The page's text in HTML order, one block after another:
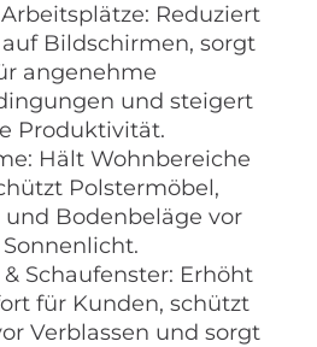
Reduziert
Bildschirmen, sorgt
angenehme
und steigert
Produktivität.
Hält Wohnbereiche
Polstermöbel,
und Bodenbeläge vor
Sonnenlicht.
Schaufenster: Erhöht
für Kunden, schützt
Verblassen und sorgt